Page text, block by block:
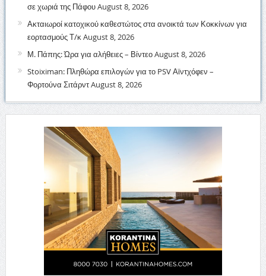
σε χωριά της ΠάφουAugust 8, 2026
Ακταιωροί κατοχικού καθεστώτος στα ανοικτά των Κοκκίνων για
εορτασμούς Τ/κAugust 8, 2026
Μ. Πάπης: Ώρα για αλήθειες – ΒίντεοAugust 8, 2026
Stoiximan: Πληθώρα επιλογών για το PSV Αϊντχόφεν –
Φορτούνα ΣιτάρντAugust 8, 2026